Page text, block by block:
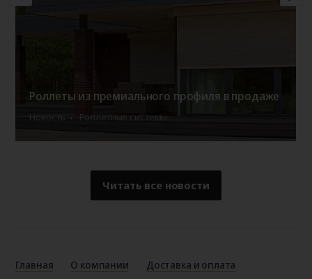
Роллеты из премиального профиля в продаже
Новость Роллетные системы
Читать все новости
Главная О компании
Доставка и оплата